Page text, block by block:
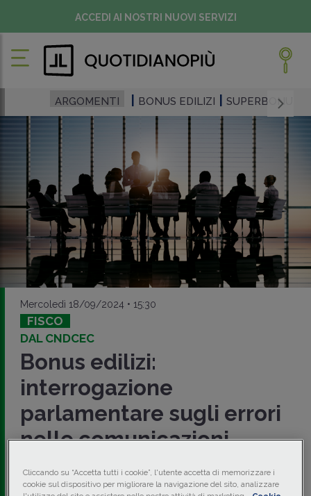
ACCEDI AI NOSTRI NUOVI SERVIZI
ARGOMENTI BONUS EDILIZI SUPERBONUS
Mercoledì 18/09/2024 • 15:30
FISCO
DAL CNDCEC
Bonus edilizi:
interrogazione
parlamentare sugli errori
nelle comunicazioni
esprime il proprio apprezzamento sull'interrogazione
parlamentaresugli errori nelle comunicazioni diopzione
Cliccando su “Accetta tutti i cookie”, l'utente accetta di memorizzare i
cookie sul dispositivo per migliorare la navigazione del sito, analizzare